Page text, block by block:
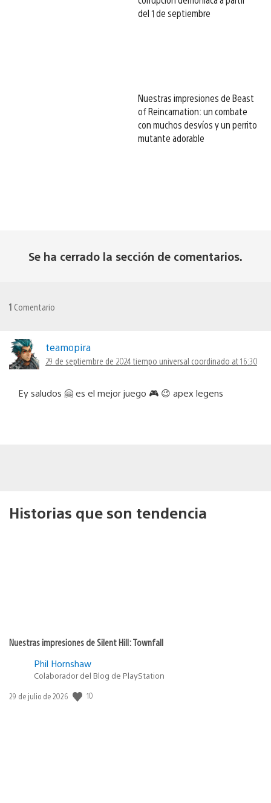
del 1 de septiembre
Nuestras impresiones de Beast
of Reincarnation: un combate
con muchos desvíos y un perrito
mutante adorable
Se ha cerrado la sección de comentarios.
1 Comentario
teamopira
29 de septiembre de 2024 tiempo universal coordinado at 16:30
Ey saludos 🤗 es el mejor juego 🎮 😉 apex legens
Historias que son tendencia
Nuestras impresiones de Silent Hill: Townfall
Phil Hornshaw
Colaborador del Blog de PlayStation
Fecha
29 de julio de 2026 10